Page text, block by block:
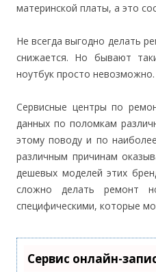
материнской платы, а это
Не всегда выгодно делать
снижается. Но бывают
ноутбук просто невозможно.
Сервисные центры по
данных по поломкам
этому поводу и по
различным причинам
дешевых моделей этих
сложно делать ремонт
специфическими, которые
Сервис онлайн-